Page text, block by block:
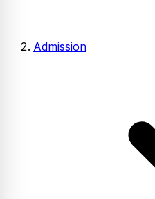
Admission